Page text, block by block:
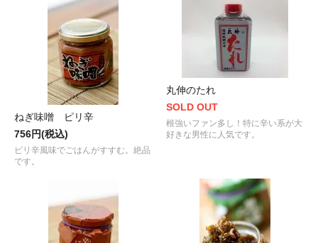
ねぎ味噌 ピリ辛
756円(税込)
ピリ辛風味でごはんがすすむ。絶品
です。
丸伸のたれ
SOLD OUT
根強いファン多し！特に辛い系が大
好きな男性に人気です。